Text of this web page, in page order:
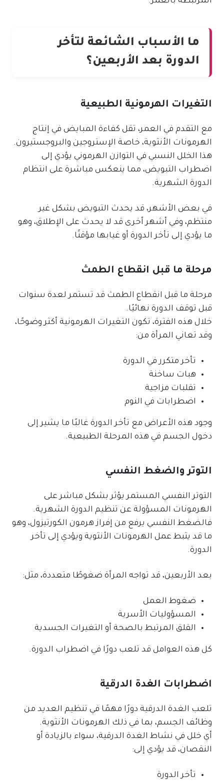
ما الأسباب الشائعة لتأخر
الدورة بعد الأربعين؟
التغيرات الهرمونية الطبيعية
مع التقدم في العمر، تقل كفاءة المبايض في إنتاج
الهرمونات الأنثوية، خاصة الإستروجين والبروجستيرون.
هذا الخلل النسبي في التوازن الهرموني يؤدي إلى
اضطراب التبويض، مما ينعكس مباشرة على انتظام
الدورة الشهرية.
في بعض الأشهر، قد يحدث التبويض بشكل غير
منتظم، وفي أشهر أخرى قد لا يحدث على الإطلاق، وهو
ما يؤدي إلى تأخر الدورة أو غيابها مؤقتًا.
مرحلة ما قبل انقطاع الطمث
مرحلة ما قبل انقطاع الطمث قد تستمر لعدة سنوات
قبل توقف الدورة نهائيًا.
خلال هذه الفترة، تكون التغيرات الهرمونية أكثر وضوحًا،
وقد تعاني المرأة من:
تأخر متكرر في الدورة
هبات ساخنة
تقلبات مزاجية
اضطرابات في النوم
وجود هذه الأعراض مع تأخر الدورة غالبًا ما يشير إلى
دخول الجسم في هذه المرحلة الطبيعية.
التوتر والضغط النفسي
التوتر النفسي المستمر يؤثر بشكل مباشر على
الهرمونات المسؤولة عن تنظيم الدورة الشهرية.
فالضغط النفسي يرفع من إفراز هرمون الكورتيزول، وهو
ما قد يثبط عمل الهرمونات الأنثوية ويؤدي إلى تأخر
الدورة.
بعد الأربعين، قد تواجه المرأة ضغوطًا متعددة، مثل:
ضغوط العمل
المسؤوليات الأسرية
القلق المرتبط بالصحة أو التغيرات الجسدية
كل هذه العوامل قد تلعب دورًا في اضطراب الدورة.
اضطرابات الغدة الدرقية
تلعب الغدة الدرقية دورًا مهمًا في تنظيم العديد من
وظائف الجسم، بما في ذلك الهرمونات الأنثوية.
أي خلل في نشاط الغدة الدرقية، سواء بالزيادة أو
النقصان، قد يؤدي إلى:
تأخر الدورة